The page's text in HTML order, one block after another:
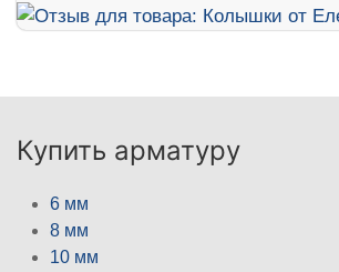
Купить арматуру
6 мм
8 мм
10 мм